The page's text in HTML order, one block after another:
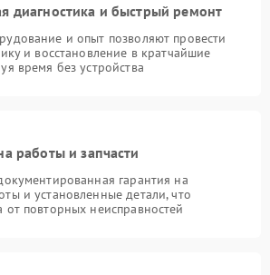
диагностика и быстрый ремонт
и опыт позволяют провести
и восстановление в кратчайшие
время без устройства
работы и запчасти
гарантия на
и установленные детали, что
повторных неисправностей